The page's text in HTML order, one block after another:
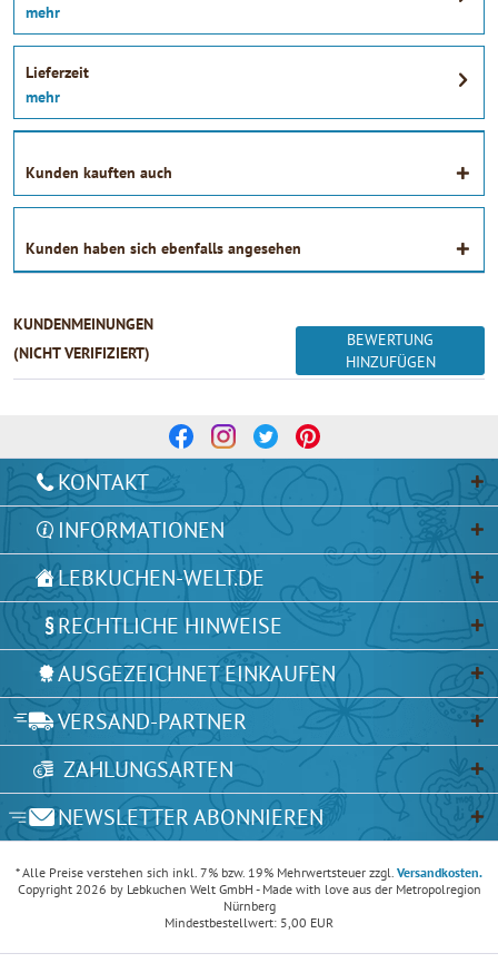
mehr
Lieferzeit
mehr
Kunden kauften auch
Kunden haben sich ebenfalls angesehen
KUNDENMEINUNGEN
(NICHT VERIFIZIERT)
BEWERTUNG
HINZUFÜGEN
KONTAKT
INFORMATIONEN
LEBKUCHEN-WELT.DE
RECHTLICHE HINWEISE
AUSGEZEICHNET EINKAUFEN
VERSAND-PARTNER
ZAHLUNGSARTEN
NEWSLETTER ABONNIEREN
* Alle Preise verstehen sich inkl. 7% bzw. 19% Mehrwertsteuer zzgl. Versandkosten.
Copyright 2026 by Lebkuchen Welt GmbH - Made with love aus der Metropolregion
Nürnberg
Mindestbestellwert: 5,00 EUR